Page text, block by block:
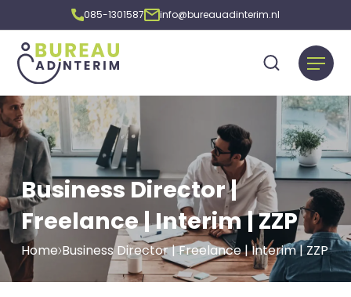
085-1301587 info@bureauadinterim.nl
Business Director |
Freelance | Interim | ZZP
Home Business Director | Freelance | Interim | ZZP